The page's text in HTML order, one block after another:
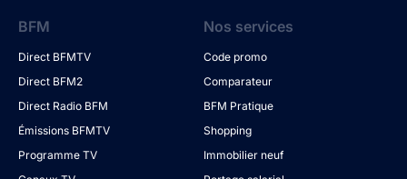
BFM
Direct BFMTV
Direct BFM2
Direct Radio BFM
Émissions BFMTV
Programme TV
Nos services
Code promo
Comparateur
BFM Pratique
Shopping
Immobilier neuf